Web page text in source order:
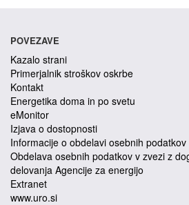
POVEZAVE
Kazalo strani
Primerjalnik stroškov oskrbe
Kontakt
Energetika doma in po svetu
eMonitor
Izjava o dostopnosti
Informacije o obdelavi osebnih podatkov
Obdelava osebnih podatkov v zvezi z
delovanja Agencije za energijo
Extranet
www.uro.si